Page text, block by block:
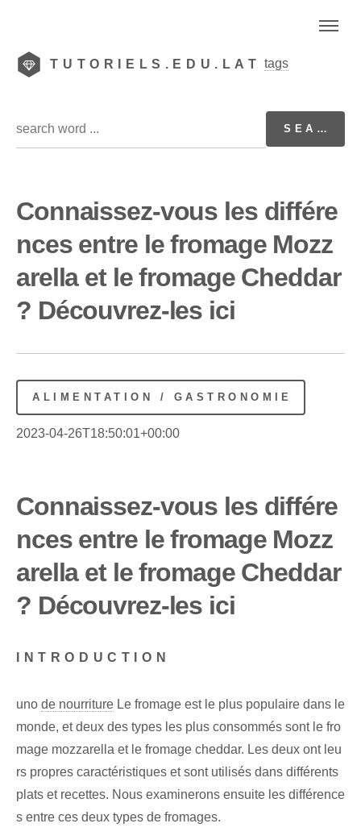
TUTORIELS.EDU.LAT tags
Connaissez-vous les différe
nces entre le fromage Mozz
arella et le fromage Cheddar
? Découvrez-les ici
ALIMENTATION / GASTRONOMIE
2023-04-26T18:50:01+00:00
Connaissez-vous les différe
nces entre le fromage Mozz
arella et le fromage Cheddar
? Découvrez-les ici
INTRODUCTION
uno de nourriture Le fromage est le plus populaire dans le
monde, et deux des types les plus consommés sont le fro
mage mozzarella et le fromage cheddar. Les deux ont leu
rs propres caractéristiques et sont utilisés dans différents
plats et recettes. Nous examinerons ensuite les différence
s entre ces deux types de fromages.